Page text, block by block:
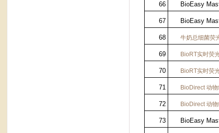
66 BioEasy
67 BioEasy
68 牛奶总细菌荧
69 BioRT实时荧
70 BioRT实时荧
71 BioDirect动
72 BioDirect动
73 BioEasy